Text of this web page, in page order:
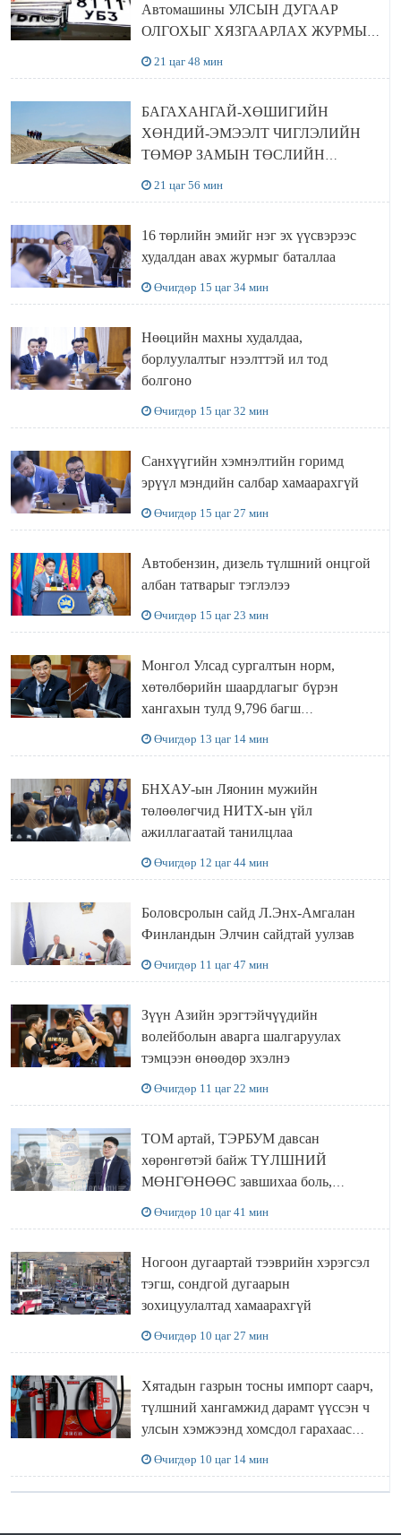
Автомашины УЛСЫН ДУГААР
ОЛГОХЫГ ХЯЗГААРЛАХ ЖУРМЫГ
21 цаг 48 мин
БАГАХАНГАЙ-ХӨШИГИЙН
ХӨНДИЙ-ЭМЭЭЛТ ЧИГЛЭЛИЙН
ТӨМӨР ЗАМЫН ТӨСЛИЙН
21 цаг 56 мин
16 төрлийн эмийг нэг эх үүсвэрээс
худалдан авах журмыг баталлаа
Өчигдөр 15 цаг 34 мин
Нөөцийн махны худалдаа,
борлуулалтыг нээлттэй ил тод
болгоно
Өчигдөр 15 цаг 32 мин
Санхүүгийн хэмнэлтийн горимд
эрүүл мэндийн салбар хамаарахгүй
Өчигдөр 15 цаг 27 мин
Автобензин, дизель түлшний онцгой
албан татварыг тэглэлээ
Өчигдөр 15 цаг 23 мин
Монгол Улсад сургалтын норм,
хөтөлбөрийн шаардлагыг бүрэн
хангахын тулд 9,796 багш
Өчигдөр 13 цаг 14 мин
БНХАУ-ын Ляонин мужийн
төлөөлөгчид НИТХ-ын үйл
ажиллагаатай танилцлаа
Өчигдөр 12 цаг 44 мин
Боловсролын сайд Л.Энх-Амгалан
Финландын Элчин сайдтай уулзав
Өчигдөр 11 цаг 47 мин
Зүүн Азийн эрэгтэйчүүдийн
волейболын аварга шалгаруулах
тэмцээн өнөөдөр эхэлнэ
Өчигдөр 11 цаг 22 мин
ТОМ артай, ТЭРБУМ давсан
хөрөнгөтэй байж ТҮЛШНИЙ
МӨНГӨНӨӨС завшихаа боль,
Өчигдөр 10 цаг 41 мин
Ногоон дугаартай тээврийн хэрэгсэл
тэгш, сондгой дугаарын
зохицуулалтад хамаарахгүй
Өчигдөр 10 цаг 27 мин
Хятадын газрын тосны импорт саарч,
түлшний хангамжид дарамт үүссэн ч
улсын хэмжээнд хомсдол гарахаас
Өчигдөр 10 цаг 14 мин